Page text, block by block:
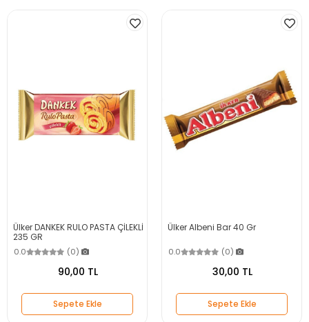
Ülker DANKEK RULO PASTA ÇİLEKLİ
235 GR
0.0 (0)
90,00 TL
Sepete Ekle
Ülker Albeni Bar 40 Gr
0.0 (0)
30,00 TL
Sepete Ekle